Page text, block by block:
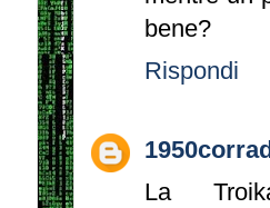
bene?
Rispondi
La